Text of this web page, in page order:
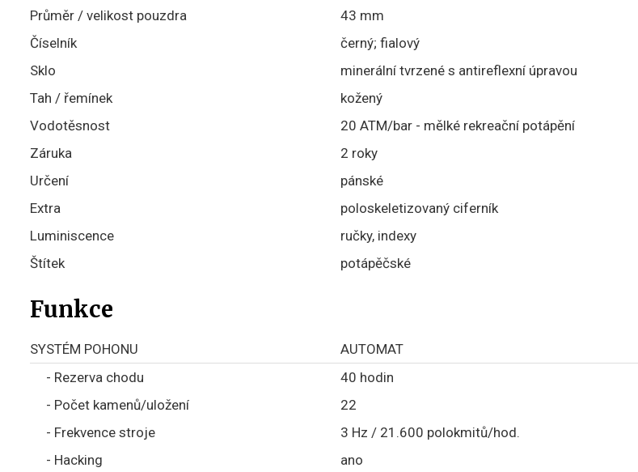
Průměr / velikost pouzdra
43 mm
Číselník
černý; fialový
Sklo
minerální tvrzené s antireflexní úpravou
Tah / řemínek
kožený
Vodotěsnost
20 ATM/bar - mělké rekreační potápění
Záruka
2 roky
Určení
pánské
Extra
poloskeletizovaný ciferník
Luminiscence
ručky, indexy
Štítek
potápěčské
Funkce
SYSTÉM POHONU
AUTOMAT
- Rezerva chodu
40 hodin
- Počet kamenů/uložení
22
- Frekvence stroje
3 Hz / 21.600 polokmitů/hod.
- Hacking
ano